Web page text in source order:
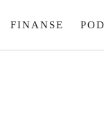
FINANSE